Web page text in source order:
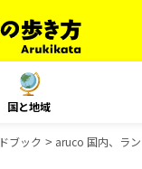
国と地域
ブック aruco 国内、ラ